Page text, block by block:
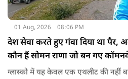
01 Aug, 2026 08:06 PM
देश सेवा करते हुए गंवा दिया था पैर,
कौन हैं सोमन राणा जो बन गए
ग्लास्को में यह केवल एक एथलीट की नहीं